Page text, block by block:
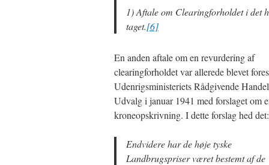
1) Aftale om Clearingforholdet i det
taget.[6]
En anden aftale om en revurdering af
clearingforholdet var allerede blevet
Udenrigsministeriets Rådgivende
Udvalg i januar 1941 med forslaget om
kroneopskrivning. I dette forslag hed det:
Endvidere har de høje tyske
Landbrugspriser været bestemt af de